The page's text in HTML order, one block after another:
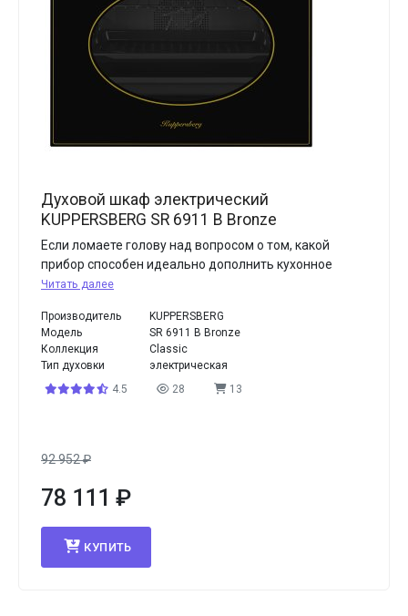
Духовой шкаф электрический
KUPPERSBERG SR 6911 B Bronze
Если ломаете голову над вопросом о том, какой
прибор способен идеально дополнить кухонное
Читать далее
Производитель
KUPPERSBERG
Модель
SR 6911 B Bronze
Коллекция
Classic
Тип духовки
электрическая
4.5
28 13
92 952₽
78 111 ₽
КУПИТЬ